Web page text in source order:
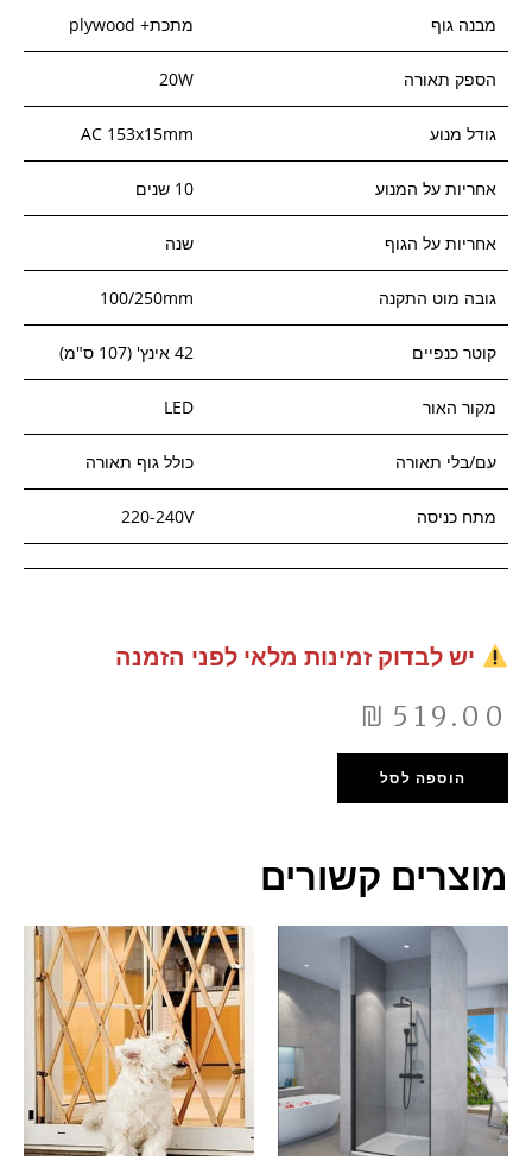
מבנה גוף מתכת+ plywood
הספק תאורה 20W
גודל מנוע AC 153x15mm
אחריות על המנוע 10 שנים
אחריות על הגוף שנה
גובה מוט התקנה 100/250mm
קוטר כנפיים 42 אינץ' (107 ס"מ)
מקור האור LED
עם/בלי תאורה כולל גוף תאורה
מתח כניסה 220-240V
יש לבדוק זמינות מלאי לפני הזמנה
₪ 519.00
הוספה לסל
מוצרים קשורים